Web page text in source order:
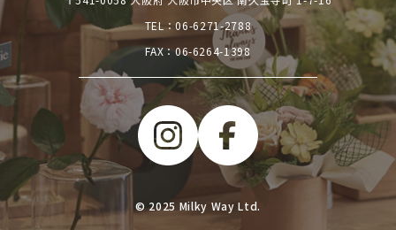
TEL：06-6271-2788
FAX：06-6264-1398
© 2025 Milky Way Ltd.